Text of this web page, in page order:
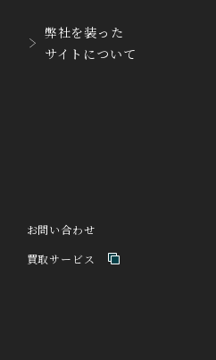
CZAPEK
チャペック
E.C.W
ー・ウォッチ
弊社を装った
サイトについて
お問い合わせ
買取サービス